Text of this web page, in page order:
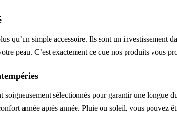
qu’un simple accessoire. Ils sont un
peau. C’est exactement ce que nos produits vous
soigneusement sélectionnés pour garantir une longue
année après année. Pluie ou soleil, vous pouvez